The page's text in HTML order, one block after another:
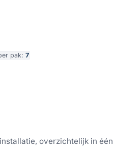
pak: 7
overzichtelijk in één